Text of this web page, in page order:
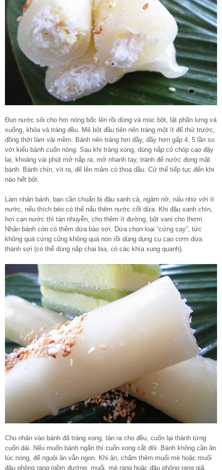
Đun nước sôi cho hơi nóng bốc lên rồi dùng vá múc bột, lật phần lưng vá
xuống, khỏa và tráng đều. Mẻ bột đầu tiên nên tráng một ít để thử trước,
đồng thời làm vải mềm. Bánh nên tráng hơi dầy, dầy hơn gấp 4, 5 lần so
với kiểu bánh cuốn nóng. Sau khi tráng xong, dùng nắp có chóp cao đậy
lại, khoảng vài phút mở nắp ra, mở nhanh tay, tránh để nước đọng mặt
bánh. Bánh chín, vít ra, để lên mâm có thoa dầu. Cứ thế tiếp tục đến khi
nào hết bột.
Làm nhân bánh, bạn cần chuẩn bị đậu xanh cà, ngâm nở, nấu nhừ với ít
nước, nếu thích béo có thể nấu thêm nước cốt dừa. Khi đậu xanh chín,
hơi cạn nước thì tán nhuyễn, cho thêm ít đường, bột vani cho thơm.
Nhân bánh còn có thêm dừa bào sợi. Dừa chọn loại “cứng cạy”, tức
không quá cứng cũng không quá non rồi dùng dụng cụ cạo cơm dừa
thành sợi (có thể dùng nắp chai bia, có các khía xung quanh).
Cho nhân vào bánh đã tráng xong, tản ra cho đều, cuốn lại thành từng
cuốn dài. Nếu muốn bánh ngắn thì cuốn xong cắt đôi. Bánh không cần ăn
lúc nóng, để nguội ăn vẫn ngon. Khi ăn, chấm thêm muối mè hoặc muối
đậu phộng rang (gồm đường, muối, mè rang hoặc đậu phộng rang giã